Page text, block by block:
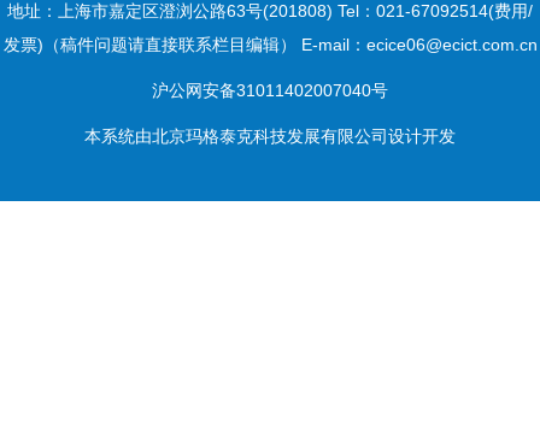
地址：上海市嘉定区澄浏公路63号(201808) Tel：021-67092514(费用/
发票)（稿件问题请直接联系栏目编辑） E-mail：ecice06@ecict.com.cn
沪公网安备31011402007040号
本系统由北京玛格泰克科技发展有限公司设计开发